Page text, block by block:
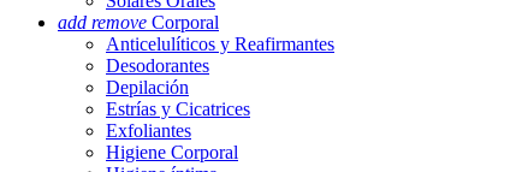
add remove Corporal
Anticelulíticos y Reafirmantes
Desodorantes
Depilación
Estrías y Cicatrices
Exfoliantes
Higiene Corporal